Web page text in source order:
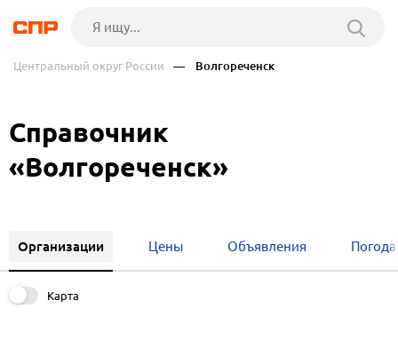
Центральный округ России — Волгореченск
Справочник
«Волгореченск»
Организации Цены Объявления Погода
Карта